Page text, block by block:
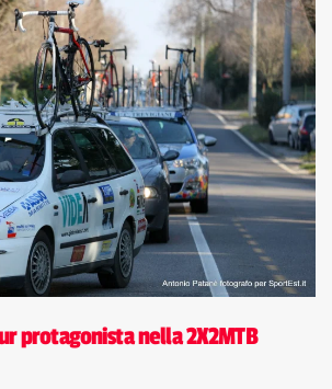
protagonista nella 2X2MTB